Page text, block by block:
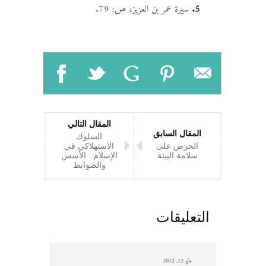
5. سيرة عمر بن العزيز، ص: 79.
المقال السابق
الحرص على
سلامة البيئة
المقال التالي
السلوك
الاستهلاكي في
الإسلام.. الأسس
والضوابط
التعليقات
مايو 12, 2012